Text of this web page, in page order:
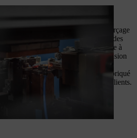
du guide-chaîne plein terminé, le perçage
et la peinture ont lieu. La peinture des
et se fait avec de la peinture à
système de caméras de haute précision
configuration des trous et les
que chaque guide-chaîne plein fabriqué
de STIHL avant de parvenir aux clients.